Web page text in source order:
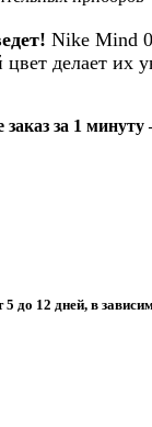
Nike Mind
делает их
за 1
5 до 12 дней, в